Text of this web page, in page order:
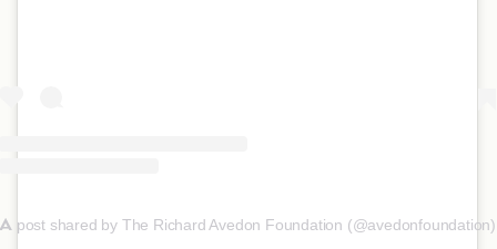
A post shared by The Richard Avedon Foundation (@avedonfoundation)